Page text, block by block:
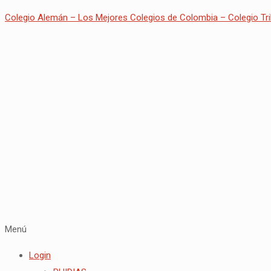
Colegio Alemán – Los Mejores Colegios de Colombia – Colegio
Menú
Login